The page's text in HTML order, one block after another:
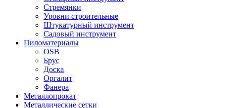
Стремянки
Уровни строительные
Штукатурный инструмент
Садовый инструмент
Пиломатериалы
OSB
Брус
Доска
Оргалит
Фанера
Металлопрокат
Металлические сетки